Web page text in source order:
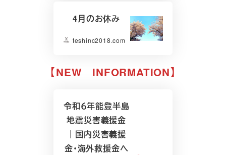
4月のお休み
teshinc2018.com
【NEW INFORMATION】
令和６年能登半島
地震災害義援金
｜国内災害義援
金・海外救援金へ